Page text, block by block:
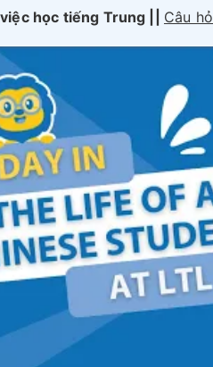
học tiếng Trung Câu